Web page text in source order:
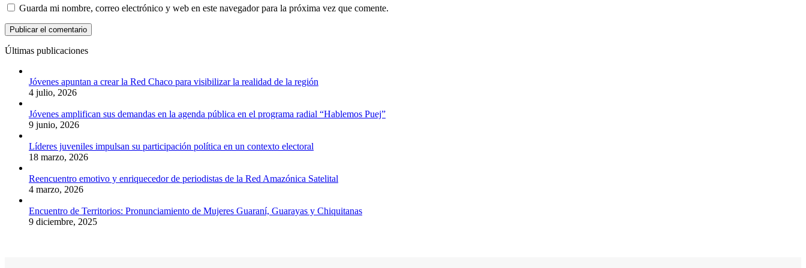
Guarda mi nombre, correo electrónico y web en este navegador para la próxima vez que comente.
Últimas publicaciones
Jóvenes apuntan a crear la Red Chaco para visibilizar la realidad de la región
4 julio, 2026
Jóvenes amplifican sus demandas en la agenda pública en el programa radial “Hablemos Puej”
9 junio, 2026
Líderes juveniles impulsan su participación política en un contexto electoral
18 marzo, 2026
Reencuentro emotivo y enriquecedor de periodistas de la Red Amazónica Satelital
4 marzo, 2026
Encuentro de Territorios: Pronunciamiento de Mujeres Guaraní, Guarayas y Chiquitanas
9 diciembre, 2025